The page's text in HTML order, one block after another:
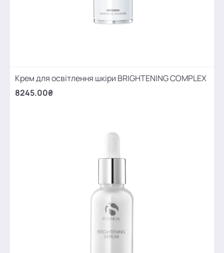
Крем для освітлення шкіри BRIGHTENING COMPLEX
8245.00₴